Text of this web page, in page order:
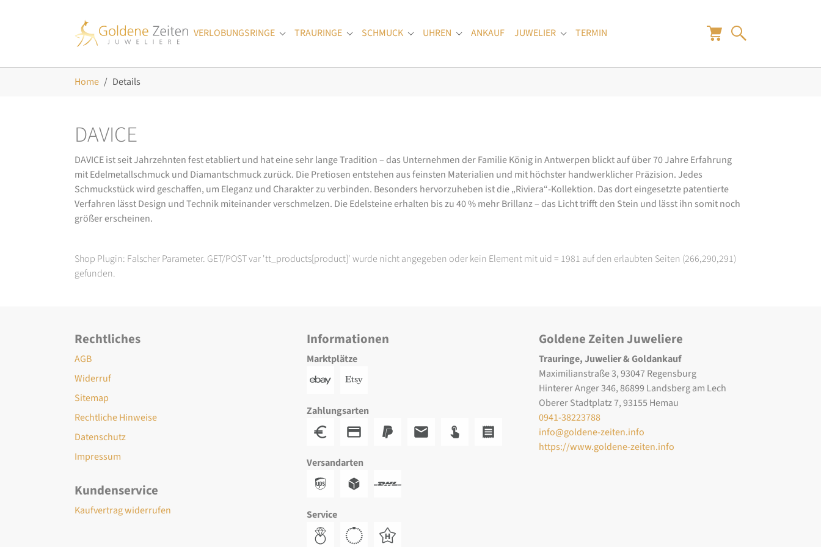
VERLOBUNGSRINGE
Submenu for "Verlobungsringe"
TRAURINGE Submenu for "Trauringe"
SCHMUCK Submenu for "Schmuck"
UHREN Submenu for "Uhren"
ANKAUF JUWELIER Submenu for "Juwelier"
TERMIN
Home Details
DAVICE
DAVICE ist seit Jahrzehnten fest etabliert und hat eine sehr lange Tradition – das Unternehmen der Familie König in Antwerpen blickt auf über 70 Jahre Erfahrung
mit Edelmetallschmuck und Diamantschmuck zurück. Die Pretiosen entstehen aus feinsten Materialien und mit höchster handwerklicher Präzision. Jedes
Schmuckstück wird geschaffen, um Eleganz und Charakter zu verbinden. Besonders hervorzuheben ist die „Riviera“-Kollektion. Das dort eingesetzte patentierte
Verfahren lässt Design und Technik miteinander verschmelzen. Die Edelsteine erhalten bis zu 40 % mehr Brillanz – das Licht trifft den Stein und lässt ihn somit noch
größer erscheinen.
Shop Plugin: Falscher Parameter. GET/POST var 'tt_products[product]' wurde nicht angegeben oder kein Element mit uid = 1981 auf den erlaubten Seiten (266,290,291)
gefunden.
Rechtliches
AGB
Widerruf
Sitemap
Rechtliche Hinweise
Datenschutz
Impressum
Kundenservice
Kaufvertrag widerrufen
Informationen
Marktplätze
Zahlungsarten
Versandarten
Service
Goldene Zeiten Juweliere
Trauringe, Juwelier & Goldankauf
Maximilianstraße 3, 93047 Regensburg
Hinterer Anger 346, 86899 Landsberg am Lech
Oberer Stadtplatz 7, 93155 Hemau
0941-38223788
info@goldene-zeiten.info
https://www.goldene-zeiten.info